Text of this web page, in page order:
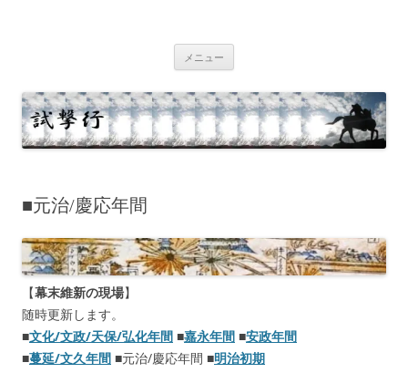
キ
ッ
プ
メニュー
■元治/慶応年間
【幕末維新の現場】
随時更新します。
■文化/文政/天保/弘化年間 ■嘉永年間 ■安政年間
■蔓延/文久年間 ■元治/慶応年間 ■明治初期